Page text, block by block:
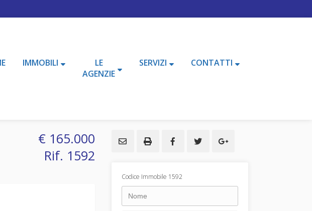
IMMOBILI
LE
AGENZIE
SERVIZI CONTATTI
€ 165.000
Rif. 1592
Codice Immobile 1592